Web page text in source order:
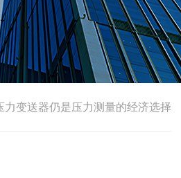
力变送器仍是压力测量的经济选择